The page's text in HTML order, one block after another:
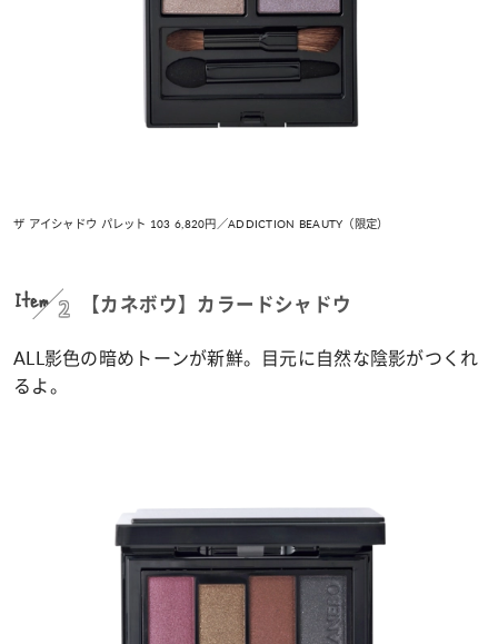
ザ アイシャドウ パレット 103 6,820円／ADDICTION BEAUTY（限定）
Item 2 【カネボウ】カラードシャドウ
ALL影色の暗めトーンが新鮮。目元に自然な陰影がつくれ
るよ。